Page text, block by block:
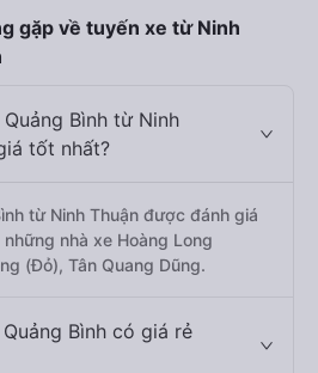
gặp về tuyến xe từ Ninh
Bình từ Ninh
tốt nhất?
từ Ninh Thuận được đánh giá
nhà xe Hoàng Long
(Đỏ), Tân Quang Dũng.
Bình có giá rẻ